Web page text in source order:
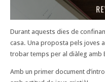
Durant aquests dies de
casa. Una proposta pels joves
trobar temps per al diàleg amb
Amb un primer document